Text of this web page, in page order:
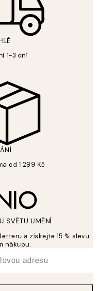
1-3 dní
od 1 299 Kč
SVĚTU UMĚNÍ
a získejte 15 % slevu
nákupu.